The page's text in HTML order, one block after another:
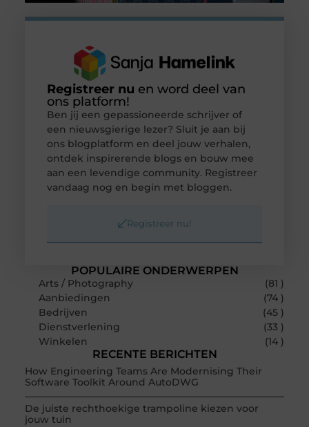
POPULAIRE ONDERWERPEN
Arts / Photography
(81 )
Aanbiedingen
(74 )
Bedrijven
(45 )
Dienstverlening
(33 )
Winkelen
(14 )
RECENTE BERICHTEN
How Engineering Teams Are Modernising Their
Software Toolkit Around AutoDWG
De juiste rechthoekige trampoline kiezen voor
jouw tuin
Registreer nu en word deel van
ons platform!
Ben jij een gepassioneerde schrijver of
een nieuwsgierige lezer? Sluit je aan bij
ons blogplatform en deel jouw verhalen,
ontdek inspirerende blogs en bouw mee
aan een levendige community. Registreer
vandaag nog en begin met bloggen.
Registreer nu!